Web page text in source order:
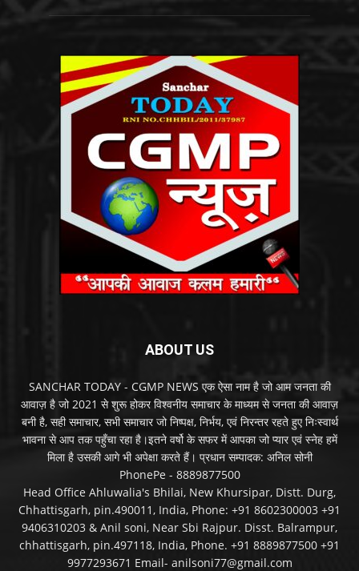
ABOUT US
SANCHAR TODAY - CGMP NEWS एक ऐसा नाम है जो आम जनता की
आवाज़ है जो 2021 से शुरू होकर विश्वनीय समाचार के माध्यम से जनता की आवाज़
बनी है, सही समाचार, सभी समाचार जो निष्पक्ष, निर्भय, एवं निरन्तर रहते हुए निःस्वार्थ
भावना से आप तक पहुँचा रहा है।इतने वर्षो के सफर में आपका जो प्यार एवं स्नेह हमें
मिला है उसकी आगे भी अपेक्षा करते हैं। प्रधान सम्पादक: अनिल सोनी
PhonePe - 8889877500
Head Office Ahluwalia's Bhilai, New Khursipar, Distt. Durg,
Chhattisgarh, pin.490011, India, Phone: +91 8602300003 +91
9406310203 & Anil soni, Near Sbi Rajpur. Disst. Balrampur,
chhattisgarh, pin.497118, India, Phone. +91 8889877500 +91
9977293671 Email- anilsoni77@gmail.com